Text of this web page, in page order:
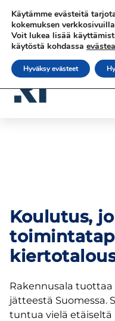
sisältöön
Ota
Koulutus,
Rakennusala
jätteestä Suomessa.
tuntua vielä
Käytämme evästeitä
kokemuksen
Voit lukea lisää
käytöstä kohdassa
Hyväksy evästeet